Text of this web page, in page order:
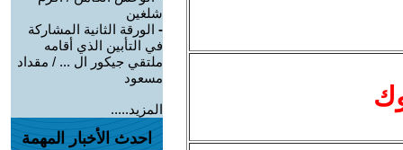
شلغين
- الورقة الثانية المشاركة
في التأبين الذي أقامه
ملتقي جيكور ال ... / مقداد
مسعود
المزيد.....
احدث الأخبار المهمة